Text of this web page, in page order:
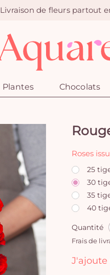
Livraison de fleurs partout
Plantes Chocolats
Roses
25
30
35
40
Quantité
Frais de
J'ajoute